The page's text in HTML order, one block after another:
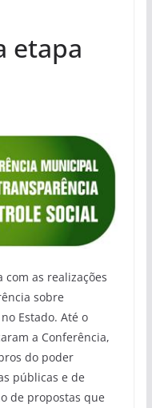
etapa
as realizações
sobre
Estado. Até o
a Conferência,
do poder
públicas e de
de propostas que